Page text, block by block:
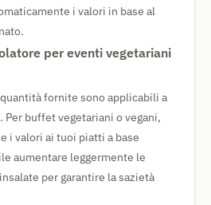
i valori in base al
per eventi vegetariani
fornite sono applicabili a
buffet vegetariani o vegani,
i valori ai tuoi piatti a base
aumentare leggermente le
per garantire la sazietà